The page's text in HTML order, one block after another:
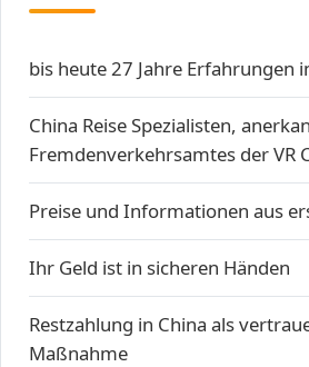
bis heute 27 Jahre Erfahrungen
China Reise Spezialisten,
Fremdenverkehrsamtes der VR
Preise und Informationen aus
Ihr Geld ist in sicheren Händen
Restzahlung in China als
Maßnahme